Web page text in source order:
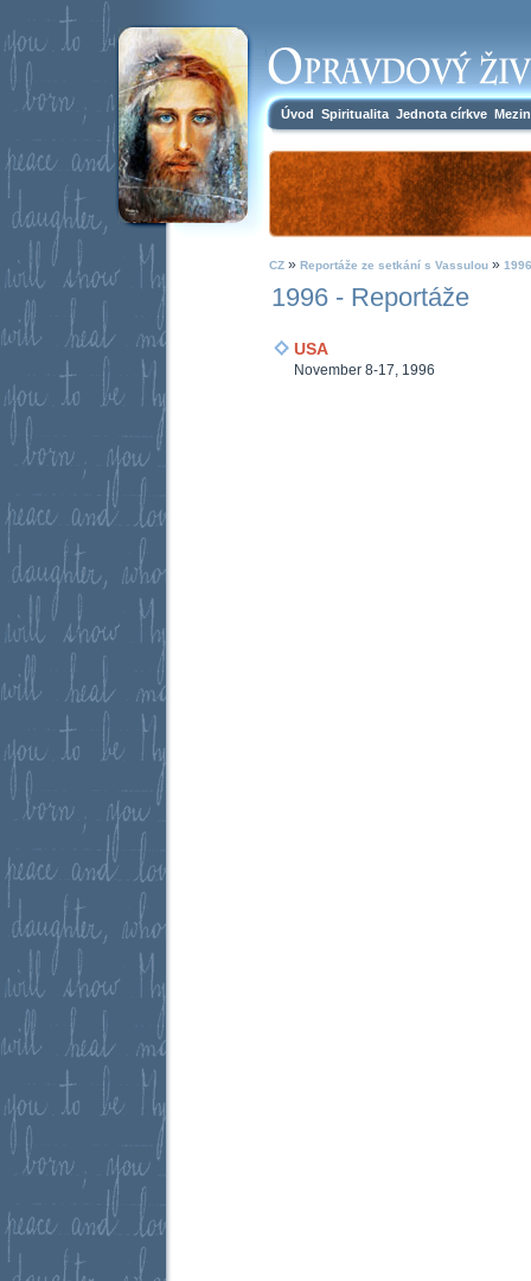
Úvod Spiritualita Jednota církve
CZ » Reportáže ze setkání s Vassulou »
1996 - Reportáže
USA
November 8-17, 1996